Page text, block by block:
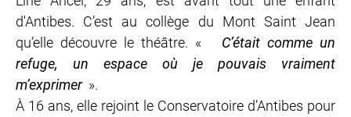
d'Antibes. C’est au collège du Mont Saint Jean
qu’elle découvre le théâtre. « C’était comme un
refuge, un espace où je pouvais vraiment
m’exprimer».
À 16 ans, elle rejoint le Conservatoire d’Antibes pour